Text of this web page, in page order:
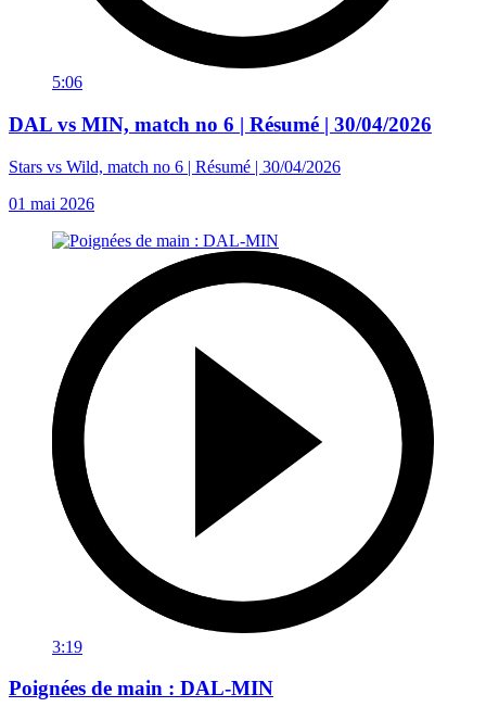
5:06
DAL vs MIN, match no 6 | Résumé | 30/04/2026
Stars vs Wild, match no 6 | Résumé | 30/04/2026
01 mai 2026
3:19
Poignées de main : DAL-MIN